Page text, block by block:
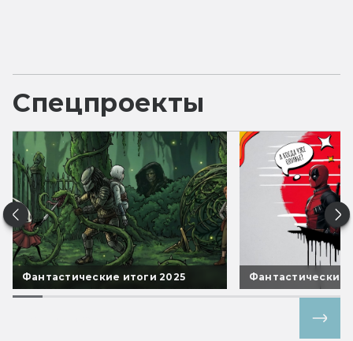
Спецпроекты
Фантастические итоги 2025 Фантастические